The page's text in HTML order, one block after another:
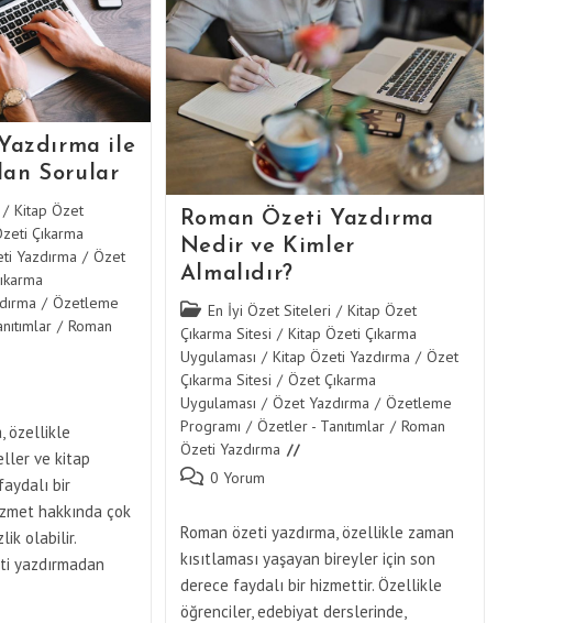
İlgili
Yaygın
Hatalar
Ve
Bunlardan
Kaçınma
Yöntemleri
ile
Sorular
/ Kitap Özet
Çıkarma
Yazdırma / Özet
/ Özetleme
/ Roman
özellikle
ve kitap
bir
hakkında çok
olabilir.
yazdırmadan
Roman Özeti Yazdırma
Nedir ve Kimler
Almalıdır?
Post
category:
En İyi Özet Siteleri / Kitap Özet
Çıkarma Sitesi / Kitap Özeti Çıkarma
Uygulaması / Kitap Özeti Yazdırma / Özet
Çıkarma Sitesi / Özet Çıkarma
Uygulaması / Özet Yazdırma / Özetleme
Programı / Özetler - Tanıtımlar / Roman
Özeti Yazdırma
Post 0 Yorum
Roman özeti yazdırma, özellikle zaman
kısıtlaması yaşayan bireyler için son
derece faydalı bir hizmettir. Özellikle
öğrenciler, edebiyat derslerinde,